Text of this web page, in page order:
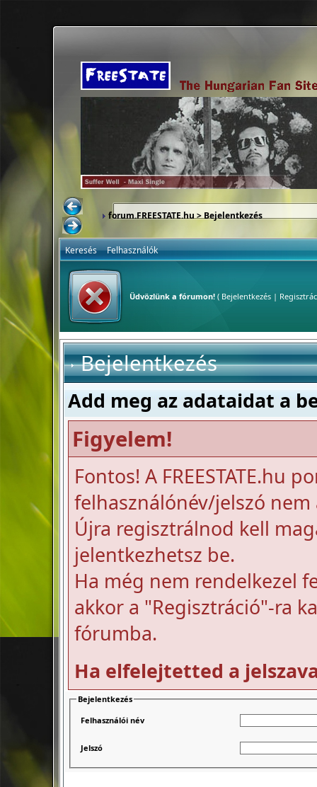
forum.FREESTATE.hu> Bejelentkezés
Keresés Felhasználók
Üdvözlünk a fórumon!( Bejelentkezés|
Bejelentkezés
Add meg az adataidat a
Figyelem!
Fontos! A FREESTATE.hu
felhasználónév/jelszó
Újra regisztrálnod kell
jelentkezhetsz be.
Ha még nem rendelkezel
akkor a "Regisztráció"-ra
fórumba.
Ha elfelejtetted a
Bejelentkezés
Felhasználói név
Jelszó